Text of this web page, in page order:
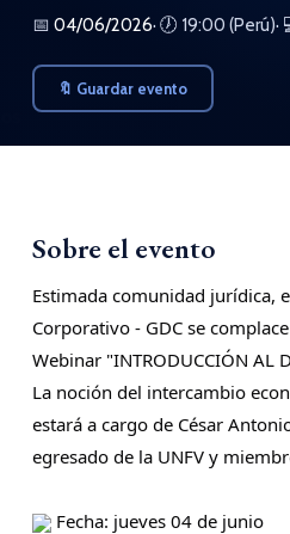
📅 04/06/2026· 🕖 19:00 (Perú)·
🔖 Guardar evento
Sobre el evento
Estimada comunidad jurídica,
Corporativo - GDCse
Webinar "INTRODUCCIÓN AL
La noción del intercambio
estará a cargo de César
egresado de la UNFV y
Fecha: jueves 04 de junio